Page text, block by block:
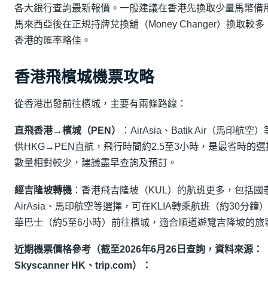
各大銀行查詢最新報價。一般建議在香港先換取少量馬幣備
馬來西亞後在正規持牌兌換舖（Money Changer）換取較多
香港的匯率略佳。
香港飛檳城機票攻略
從香港出發前往檳城，主要有兩條路線：
直飛香港→檳城（PEN）
：AirAsia、Batik Air（馬印航空）
供HKG→PEN直航，飛行時間約2.5至3小時，是最省時的選
數量相對較少，建議盡早查詢及預訂。
經吉隆坡轉機 ：香港飛吉隆坡（KUL）的航班更多，包括國
AirAsia、馬印航空等選擇，可在KLIA轉乘航班（約30分鐘
華巴士（約5至6小時）前往檳城，適合順道遊覽吉隆坡的旅
近期機票價格參考（截至2026年6月26日查詢，資料來源：
Skyscanner HK、trip.com）：